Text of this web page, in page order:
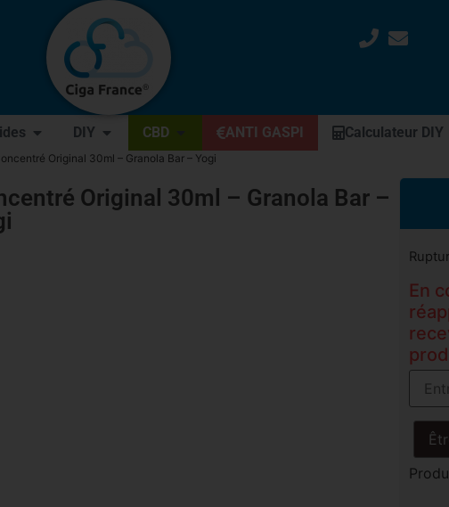
DIY CBD ANTI GASPI Calculateur DIY
Original 30ml – Granola Bar – Yogi
Original 30ml – Granola Bar –
En